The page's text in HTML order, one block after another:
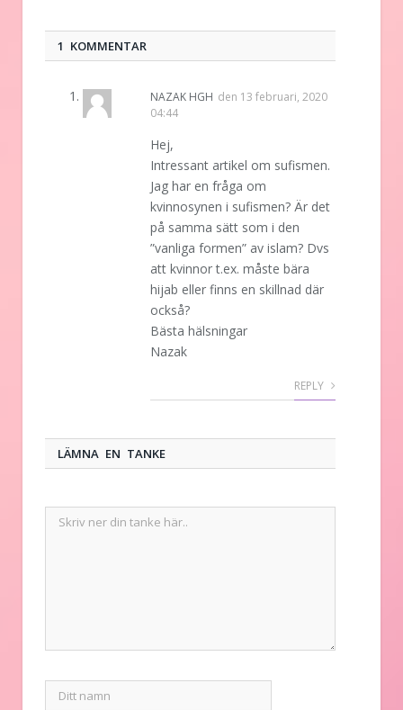
1 KOMMENTAR
NAZAK HGH den 13 februari, 2020
04:44
Hej,
Intressant artikel om sufismen.
Jag har en fråga om
kvinnosynen i sufismen? Är det
på samma sätt som i den
”vanliga formen” av islam? Dvs
att kvinnor t.ex. måste bära
hijab eller finns en skillnad där
också?
Bästa hälsningar
Nazak
REPLY
LÄMNA EN TANKE